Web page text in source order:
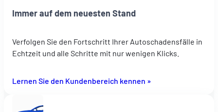
Immer auf dem neuesten Stand
Verfolgen Sie den Fortschritt Ihrer Autoschadensfälle in
Echtzeit und alle Schritte mit nur wenigen Klicks.
Lernen Sie den Kundenbereich kennen »